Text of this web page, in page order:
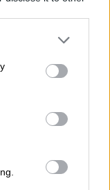
or more Google
You may click to
party tags to
in below Google
φυτό